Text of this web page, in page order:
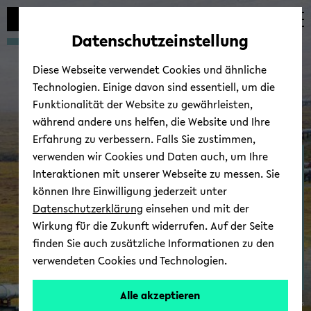
Automatische
vermeiden
zum
wechseln
zum
wechseln
zum
wechseln
Ter­mi­ne/Kol­lo­qui­um
© Wi­ki­me­dia Com­mons
Datenschutzeinstellung
Diese Webseite verwendet Cookies und ähnliche
Technologien. Einige davon sind essentiell, um die
Funktionalität der Website zu gewährleisten,
während andere uns helfen, die Website und Ihre
Erfahrung zu verbessern. Falls Sie zustimmen,
verwenden wir Cookies und Daten auch, um Ihre
Interaktionen mit unserer Webseite zu messen. Sie
können Ihre Einwilligung jederzeit unter
Datenschutzerklärung einsehen und mit der
Wirkung für die Zukunft widerrufen. Auf der Seite
finden Sie auch zusätzliche Informationen zu den
verwendeten Cookies und Technologien.
Alle akzeptieren